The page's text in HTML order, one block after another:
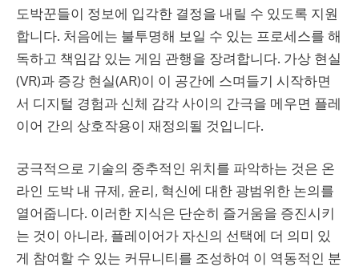
도박꾼들이 정보에 입각한 결정을 내릴 수 있도록 지원
합니다. 처음에는 불투명해 보일 수 있는 프로세스를 해
독하고 책임감 있는 게임 관행을 장려합니다. 가상 현실
(VR)과 증강 현실(AR)이 이 공간에 스며들기 시작하면
서 디지털 경험과 신체 감각 사이의 간극을 메우면 플레
이어 간의 상호작용이 재정의될 것입니다.
궁극적으로 기술의 중추적인 위치를 파악하는 것은 온
라인 도박 내 규제, 윤리, 혁신에 대한 광범위한 논의를
열어줍니다. 이러한 지식은 단순히 즐거움을 증진시키
는 것이 아니라, 플레이어가 자신의 선택에 더 의미 있
게 참여할 수 있는 커뮤니티를 조성하여 이 역동적인 분